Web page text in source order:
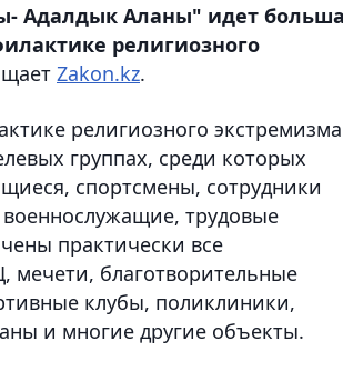
Адалдык Аланы" идет
религиозного
Zakon.kz.
религиозного
группах, среди которых
спортсмены, сотрудники
трудовые
практически все
мечети, благотворительные
клубы, поликлиники,
и многие другие объекты.